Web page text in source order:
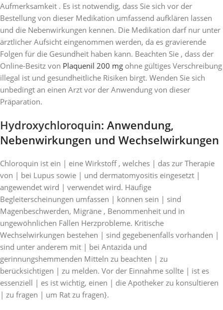
Aufmerksamkeit . Es ist notwendig, dass Sie sich vor der
Bestellung von dieser Medikation umfassend aufklären lassen
und die Nebenwirkungen kennen. Die Medikation darf nur unter
ärztlicher Aufsicht eingenommen werden, da es gravierende
Folgen für die Gesundheit haben kann. Beachten Sie , dass der
Online-Besitz von Plaquenil 200 mg ohne gültiges Verschreibung
illegal ist und gesundheitliche Risiken birgt. Wenden Sie sich
unbedingt an einen Arzt vor der Anwendung von dieser
Präparation.
Hydroxychloroquin: Anwendung,
Nebenwirkungen und Wechselwirkungen
Chloroquin ist ein | eine Wirkstoff , welches | das zur Therapie
von | bei Lupus sowie | und dermatomyositis eingesetzt |
angewendet wird | verwendet wird. Häufige
Begleiterscheinungen umfassen | können sein | sind
Magenbeschwerden, Migräne , Benommenheit und in
ungewöhnlichen Fällen Herzprobleme. Kritische
Wechselwirkungen bestehen | sind gegebenenfalls vorhanden |
sind unter anderem mit | bei Antazida und
gerinnungshemmenden Mitteln zu beachten | zu
berücksichtigen | zu melden. Vor der Einnahme sollte | ist es
essenziell | es ist wichtig, einen | die Apotheker zu konsultieren
| zu fragen | um Rat zu fragen}.